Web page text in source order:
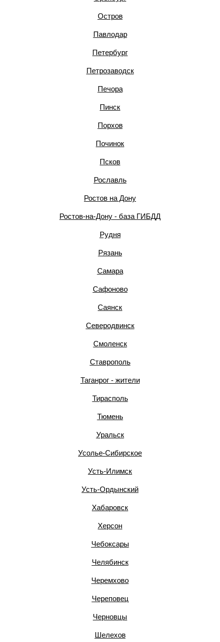
Остров
Павлодар
Петербург
Петрозаводск
Печора
Пинск
Порхов
Починок
Псков
Рославль
Ростов на Дону
Ростов-на-Дону - база ГИБДД
Рудня
Рязань
Самара
Сафоново
Саянск
Северодвинск
Смоленск
Ставрополь
Таганрог - жители
Тирасполь
Тюмень
Уральск
Усолье-Сибирское
Усть-Илимск
Усть-Ордынский
Хабаровск
Херсон
Чебоксары
Челябинск
Черемхово
Череповец
Черновцы
Шелехов